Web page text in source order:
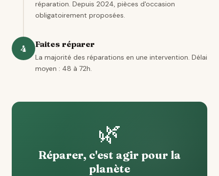
réparation. Depuis 2024, pièces d'occasion
obligatoirement proposées.
4 Faites réparer
La majorité des réparations en une intervention. Délai
moyen : 48 à 72h.
🌿
Réparer, c'est agir pour la
planète